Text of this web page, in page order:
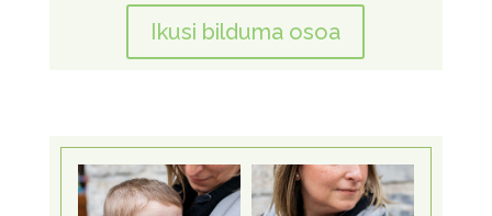
Ikusi bilduma osoa